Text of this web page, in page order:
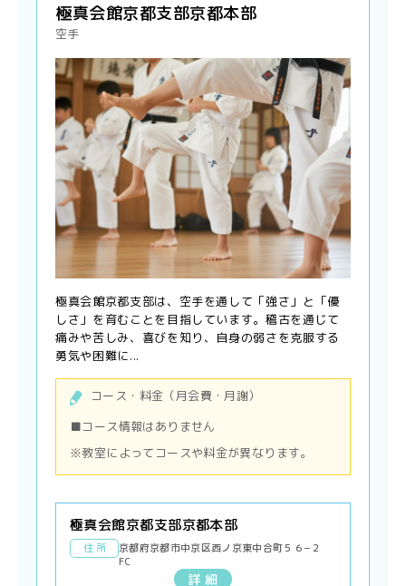
極真会館京都支部京都本部
空手
極真会館京都支部は、空手を通して「強さ」と「優
しさ」を育むことを目指しています。稽古を通じて
痛みや苦しみ、喜びを知り、自身の弱さを克服する
勇気や困難に...
コース・料金（月会費・月謝）
■コース情報はありません
※教室によってコースや料金が異なります。
極真会館京都支部京都本部
住 所
京都府京都市中京区西ノ京東中合町５６−２
FC
詳 細